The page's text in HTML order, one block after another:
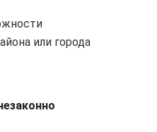
или города